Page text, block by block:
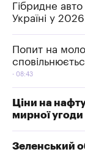
Гібридне
Україні у
Попит на
08:43
Ціни на
мирної
Зеленський